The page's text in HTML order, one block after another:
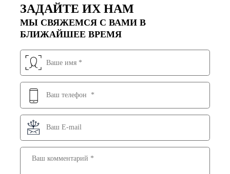
ЗАДАЙТЕ ИХ НАМ
МЫ СВЯЖЕМСЯ С ВАМИ В
БЛИЖАЙШЕЕ ВРЕМЯ